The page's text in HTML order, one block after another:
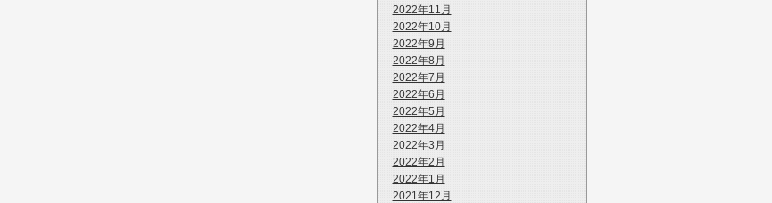
2022年11月
2022年10月
2022年9月
2022年8月
2022年7月
2022年6月
2022年5月
2022年4月
2022年3月
2022年2月
2022年1月
2021年12月